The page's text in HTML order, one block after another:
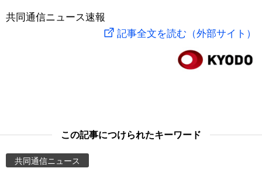
スポーツ・東京2020
Topics
Images
共同通信ニュース速報
記事全文を読む（外部サイト）
この記事につけられたキーワード
共同通信ニュース